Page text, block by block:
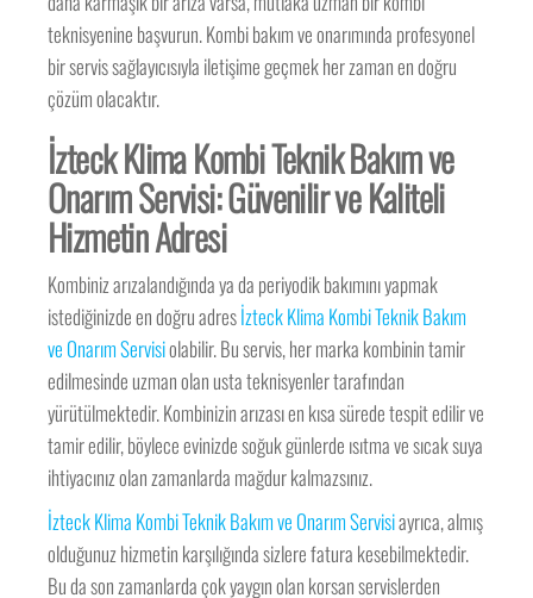
teknisyenine başvurun. Kombi bakım ve onarımında profesyonel
bir servis sağlayıcısıyla iletişime geçmek her zaman en doğru
çözüm olacaktır.
İzteck Klima Kombi Teknik Bakım ve
Onarım Servisi: Güvenilir ve Kaliteli
Hizmetin Adresi
Kombiniz arızalandığında ya da periyodik bakımını yapmak
istediğinizde en doğru adresİzteck Klima Kombi Teknik Bakım
ve Onarım Servisiolabilir. Bu servis, her marka kombinin tamir
edilmesinde uzman olan usta teknisyenler tarafından
yürütülmektedir. Kombinizin arızası en kısa sürede tespit edilir ve
tamir edilir, böylece evinizde soğuk günlerde ısıtma ve sıcak suya
ihtiyacınız olan zamanlarda mağdur kalmazsınız.
İzteck Klima Kombi Teknik Bakım ve Onarım Servisiayrıca, almış
olduğunuz hizmetin karşılığında sizlere fatura kesebilmektedir.
Bu da son zamanlarda çok yaygın olan korsan servislerden